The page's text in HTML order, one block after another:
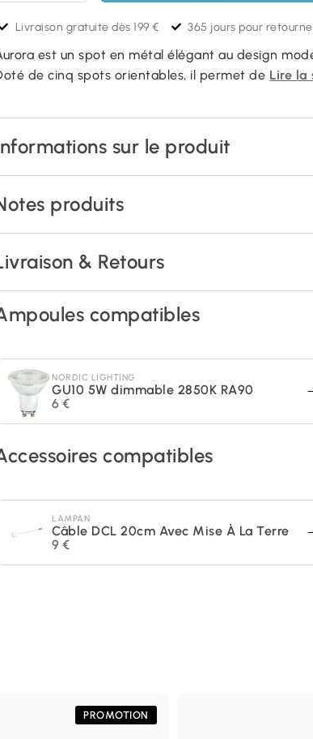
Livraison gratuite dès 199 € 365 jours pour
est un spot en métal élégant au design
de cinq spots orientables, il permet de Lire la
sur le produit
produits
& Retours
compatibles
NORDIC LIGHTING
GU10 5W dimmable 2850K RA90
6 €
compatibles
LAMPAN
Câble DCL 20cm Avec Mise À La Terre
9 €
PROMOTION